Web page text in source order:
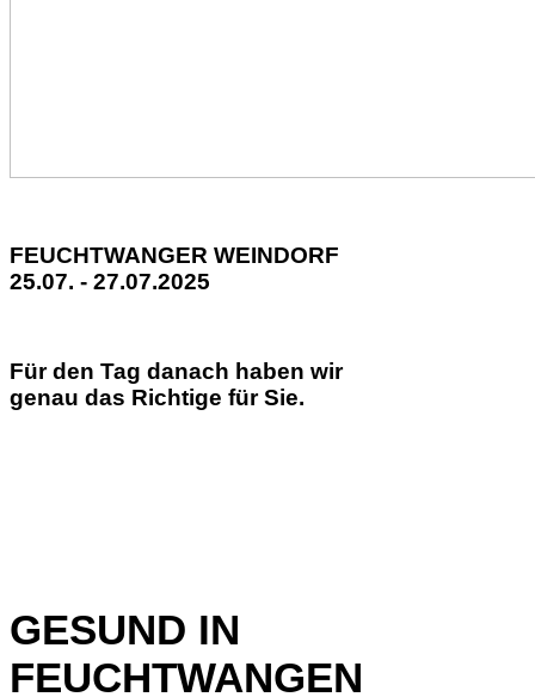
FEUCHTWANGER WEINDORF
25.07. - 27.07.2025
Für den Tag danach haben wir
genau das Richtige für Sie.
GESUND IN
FEUCHTWANGEN